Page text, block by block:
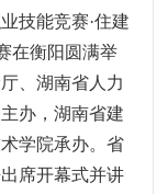
技能竞赛·住建
在衡阳圆满举
、湖南省人力
办，湖南省建
学院承办。省
席开幕式并讲